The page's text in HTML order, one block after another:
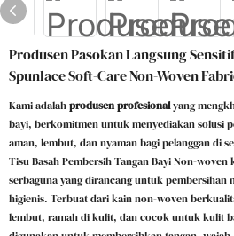
Produsen Pasokan Langsung
Spunlace Soft-Care Non-Woven
Kami adalahprodusen profesionalyang
bayi, berkomitmen untuk menyediakan solusi
aman, lembut, dan nyaman bagi pelanggan di
Tisu Basah Pembersih Tangan Bayi Non-
serbaguna yang dirancang untuk pembersihan
higienis. Terbuat dari kain non-woven
lembut, ramah di kulit, dan cocok untuk kulit